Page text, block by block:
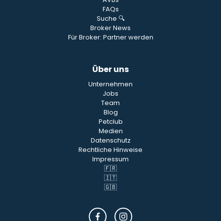
FAQs
Suche 🔍
Broker News
Für Broker: Partner werden
Über uns
Unternehmen
Jobs
Team
Blog
Petclub
Medien
Datenschutz
Rechtliche Hinweise
Impressum
🇫🇷
🇮🇹
🇬🇧